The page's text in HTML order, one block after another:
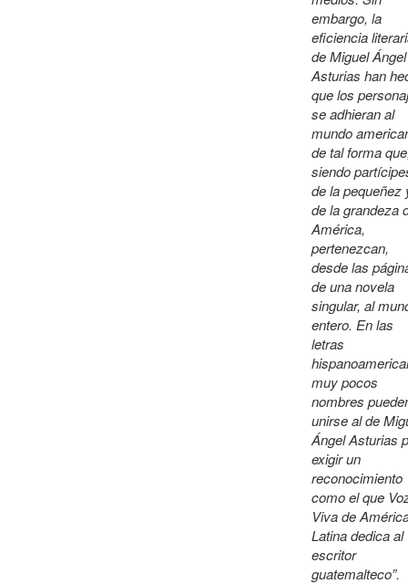
embargo, la
eficiencia
de Miguel Ángel
Asturias han
que los
se adhieran al
mundo
de tal forma
siendo
de la pequeñez
de la grandeza
América,
pertenezcan,
desde las
de una novela
singular, al
entero. En las
letras
muy pocos
nombres
unirse al de
Ángel Asturias
exigir un
reconocimiento
como el que
Viva de
Latina dedica al
escritor
guatemalteco”.